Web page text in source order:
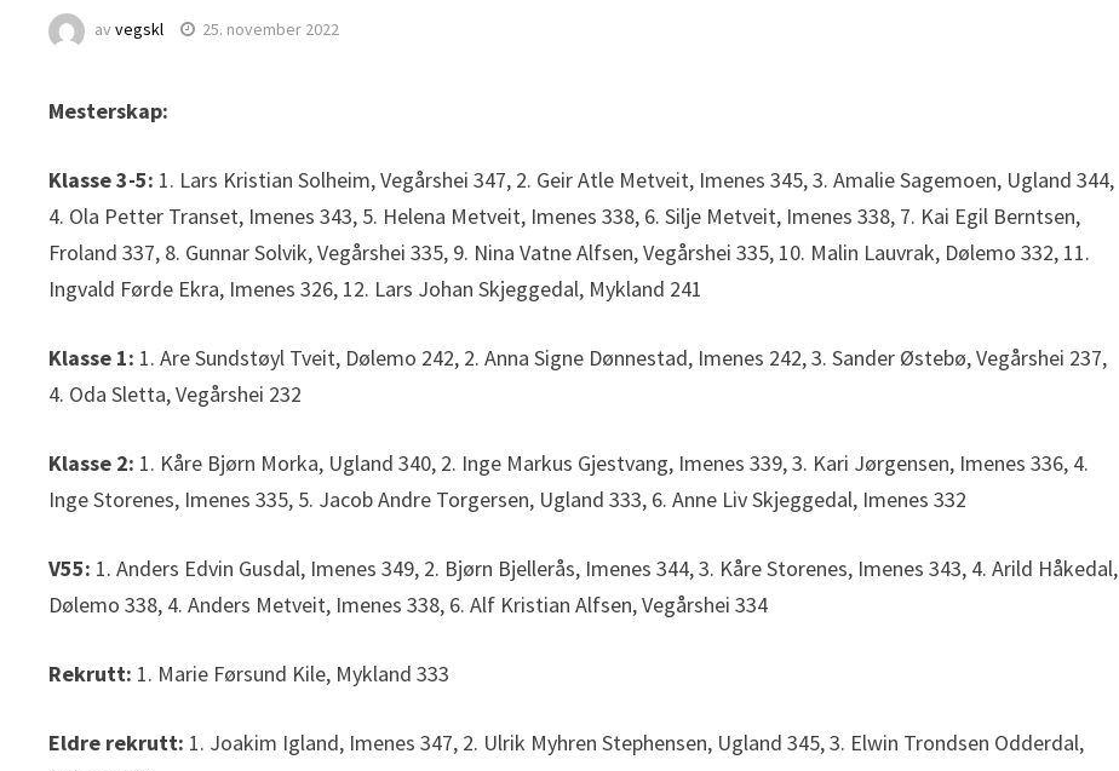
avvegskl 25. november 2022
Mesterskap:
Klasse 3-5: 1. Lars Kristian Solheim, Vegårshei 347, 2. Geir Atle Metveit, Imenes 345, 3. Amalie Sagemoen, Ugland 344,
4. Ola Petter Transet, Imenes 343, 5. Helena Metveit, Imenes 338, 6. Silje Metveit, Imenes 338, 7. Kai Egil Berntsen,
Froland 337, 8. Gunnar Solvik, Vegårshei 335, 9. Nina Vatne Alfsen, Vegårshei 335, 10. Malin Lauvrak, Dølemo 332, 11.
Ingvald Førde Ekra, Imenes 326, 12. Lars Johan Skjeggedal, Mykland 241
Klasse 1: 1. Are Sundstøyl Tveit, Dølemo 242, 2. Anna Signe Dønnestad, Imenes 242, 3. Sander Østebø, Vegårshei 237,
4. Oda Sletta, Vegårshei 232
Klasse 2: 1. Kåre Bjørn Morka, Ugland 340, 2. Inge Markus Gjestvang, Imenes 339, 3. Kari Jørgensen, Imenes 336, 4.
Inge Storenes, Imenes 335, 5. Jacob Andre Torgersen, Ugland 333, 6. Anne Liv Skjeggedal, Imenes 332
V55: 1. Anders Edvin Gusdal, Imenes 349, 2. Bjørn Bjellerås, Imenes 344, 3. Kåre Storenes, Imenes 343, 4. Arild Håkedal,
Dølemo 338, 4. Anders Metveit, Imenes 338, 6. Alf Kristian Alfsen, Vegårshei 334
Rekrutt: 1. Marie Førsund Kile, Mykland 333
Eldre rekrutt: 1. Joakim Igland, Imenes 347, 2. Ulrik Myhren Stephensen, Ugland 345, 3. Elwin Trondsen Odderdal,